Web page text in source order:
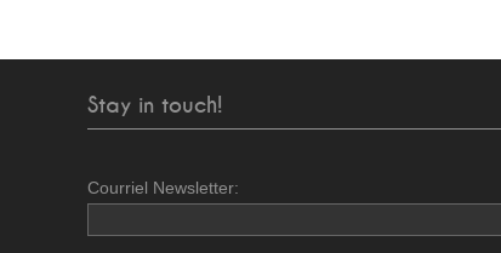
Stay in touch!
Courriel Newsletter: